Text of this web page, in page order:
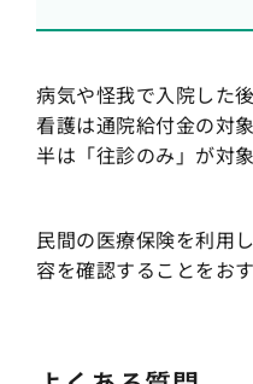
病気や怪我で入院した
看護は通院給付金の対
半は「往診のみ」が対象
民間の医療保険を利用
容を確認することをおす